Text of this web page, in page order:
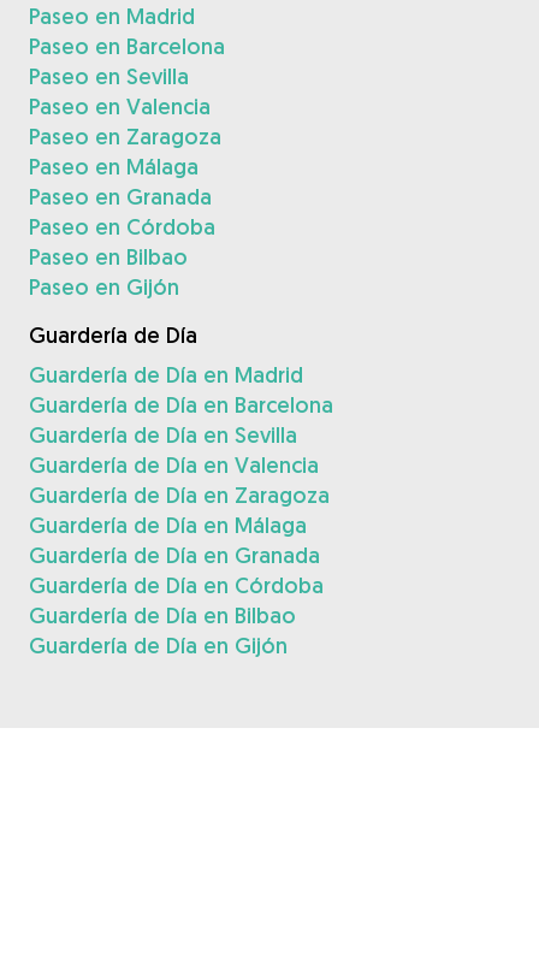
Paseo en Madrid
Paseo en Barcelona
Paseo en Sevilla
Paseo en Valencia
Paseo en Zaragoza
Paseo en Málaga
Paseo en Granada
Paseo en Córdoba
Paseo en Bilbao
Paseo en Gijón
Guardería de Día
Guardería de Día en Madrid
Guardería de Día en Barcelona
Guardería de Día en Sevilla
Guardería de Día en Valencia
Guardería de Día en Zaragoza
Guardería de Día en Málaga
Guardería de Día en Granada
Guardería de Día en Córdoba
Guardería de Día en Bilbao
Guardería de Día en Gijón